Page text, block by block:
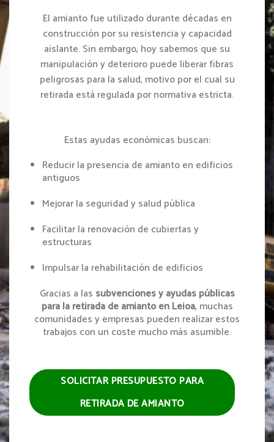
El amianto fue utilizado durante décadas en
construcción por su resistencia y capacidad
aislante. Sin embargo, hoy sabemos que su
manipulación y deterioro puede liberar fibras
peligrosas para la salud, motivo por el cual su
retirada está regulada por normativa estricta.
Estas ayudas económicas buscan:
Reducir la presencia de amianto en edificios
antiguos
Mejorar la seguridad y salud pública
Facilitar la renovación de cubiertas y
estructuras
Impulsar la rehabilitación de edificios
Gracias a las subvenciones y ayudas públicas
para la retirada de amianto en Leioa, muchas
comunidades y empresas pueden realizar estos
trabajos con un coste mucho más asumible.
SOLICITAR PRESUPUESTO PARA
RETIRADA DE AMIANTO